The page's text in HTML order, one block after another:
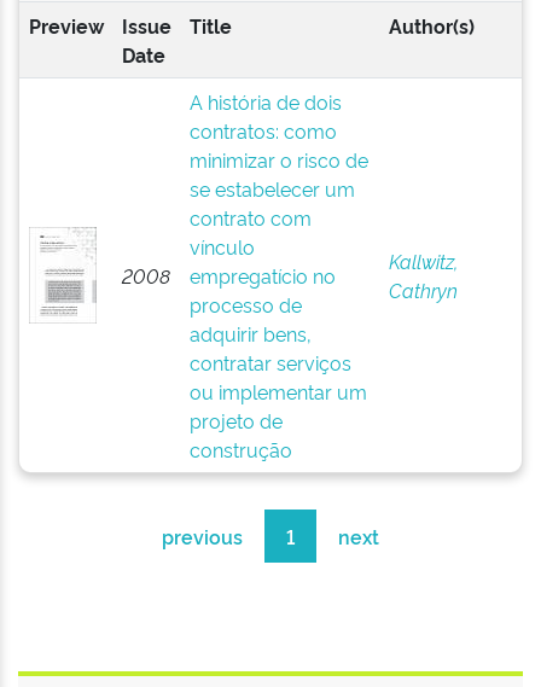
Preview
Issue
Date
Title Author(s)
2008
A história de dois
contratos: como
minimizar o risco de
se estabelecer um
contrato com
vínculo
empregatício no
processo de
adquirir bens,
contratar serviços
ou implementar um
projeto de
construção
Kallwitz,
Cathryn
previous 1 next